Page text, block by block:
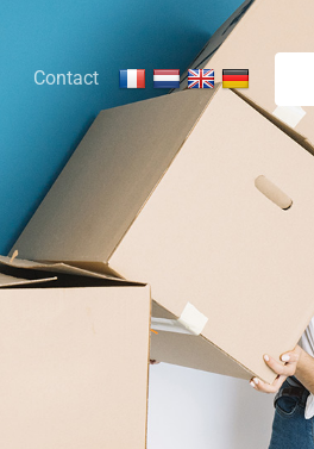
Contact